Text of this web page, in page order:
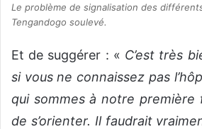
Le problème de signalisation des
Tengandogo soulevé.
Et de suggérer : « C’est très
si vous ne connaissez pas
qui sommes à notre première
de s’orienter. Il faudrait